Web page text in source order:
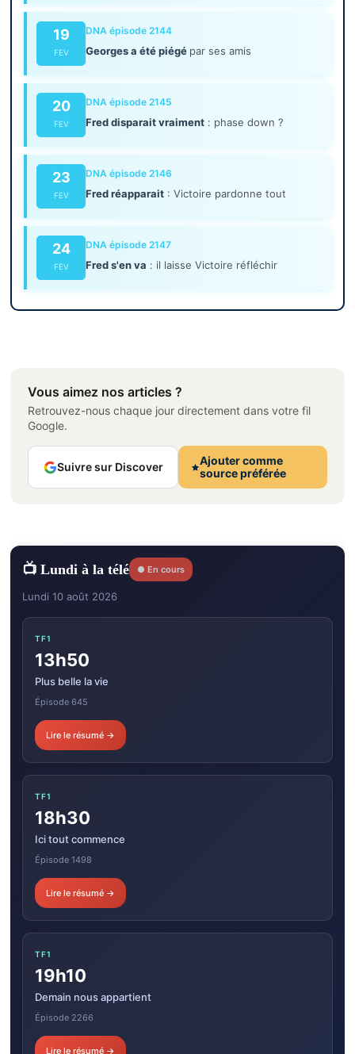
19
FEV
DNA épisode 2144
Georges a été piégé par ses amis
20
FEV
DNA épisode 2145
Fred disparait vraiment : phase down ?
23
FEV
DNA épisode 2146
Fred réapparait : Victoire pardonne tout
24
FEV
DNA épisode 2147
Fred s'en va : il laisse Victoire réfléchir
Vous aimez nos articles ?
Retrouvez-nous chaque jour directement dans votre fil
Google.
Suivre sur Discover
Ajouter comme
source préférée
📺 Lundi à la télé ● En cours
Lundi 10 août 2026
TF1
13h50
Plus belle la vie
Épisode 645
Lire le résumé →
TF1
18h30
Ici tout commence
Épisode 1498
Lire le résumé →
TF1
19h10
Demain nous appartient
Épisode 2266
Lire le résumé →